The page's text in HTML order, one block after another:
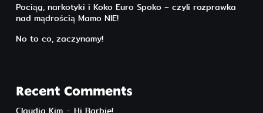
Pociąg, narkotyki i Koko Euro Spoko – czyli rozprawka
nad mądrością Mamo NIE!
No to co, zaczynamy!
Recent Comments
-